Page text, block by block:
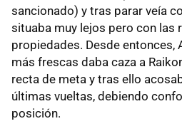
sancionado) y tras parar veía
situaba muy lejos pero con las
propiedades. Desde entonces,
más frescas daba caza a
recta de meta y tras ello
últimas vueltas, debiendo
posición.